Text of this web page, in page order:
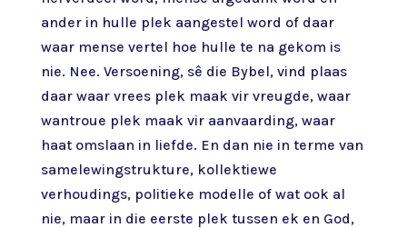
ander in hulle plek aangestel word of daar
waar mense vertel hoe hulle te na gekom is
nie. Nee. Versoening, sê die Bybel, vind plaas
daar waar vrees plek maak vir vreugde, waar
wantroue plek maak vir aanvaarding, waar
haat omslaan in liefde. En dan nie in terme van
samelewingstrukture, kollektiewe
verhoudings, politieke modelle of wat ook al
nie, maar in die eerste plek tussen ek en God,